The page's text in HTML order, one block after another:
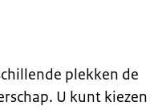
plekken de
U kunt kiezen